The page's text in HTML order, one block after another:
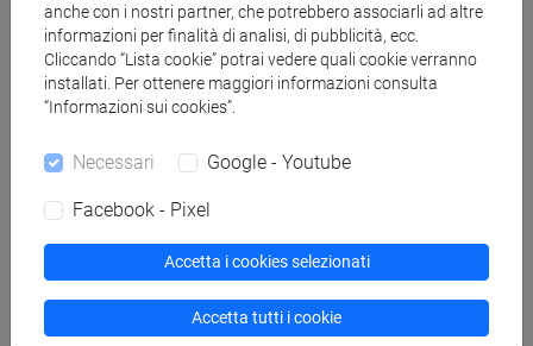
Insegnamenti mutuati
FONDAMENTI DI LINGUISTICA I [FT0090]
Struttura generale dell'insegnamento
FONDAMENTI DI LINGUISTICA
ESERCITAZIONI DI FONDAMENTI DI
LINGUISTICA I
anche con i nostri partner, che potrebbero associarli ad altre
informazioni per finalità di analisi, di pubblicità, ecc.
Cliccando “Lista cookie” potrai vedere quali cookie verranno
installati. Per ottenere maggiori informazioni consulta
“Informazioni sui cookies”.
Necessari Google - Youtube
Facebook - Pixel
Accetta i cookies selezionati
Accetta tutti i cookie